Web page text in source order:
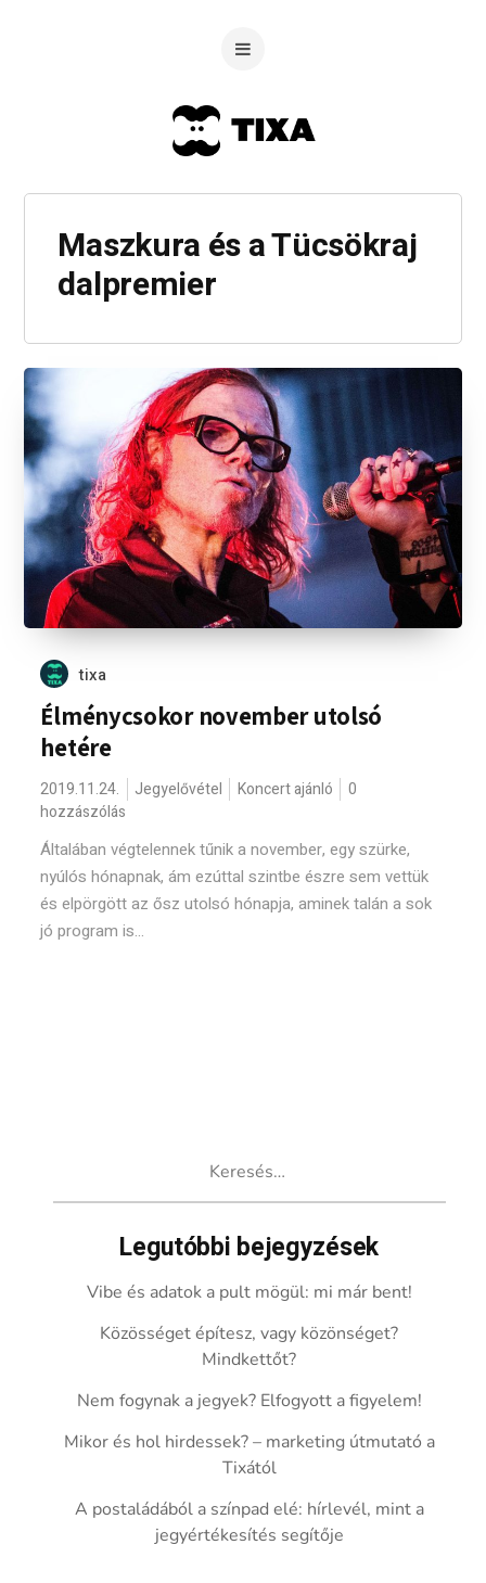
Maszkura és a Tücsökraj
dalpremier
tixa
Élménycsokor november utolsó
hetére
2019.11.24. Jegyelővétel Koncert ajánló
0
hozzászólás
Általában végtelennek tűnik a november, egy szürke,
nyúlós hónapnak, ám ezúttal szintbe észre sem vettük
és elpörgött az ősz utolsó hónapja, aminek talán a sok
jó program is...
Legutóbbi bejegyzések
Vibe és adatok a pult mögül: mi már bent!
Közösséget építesz, vagy közönséget?
Mindkettőt?
Nem fogynak a jegyek? Elfogyott a figyelem!
Mikor és hol hirdessek? – marketing útmutató a
Tixától
A postaládából a színpad elé: hírlevél, mint a
jegyértékesítés segítője